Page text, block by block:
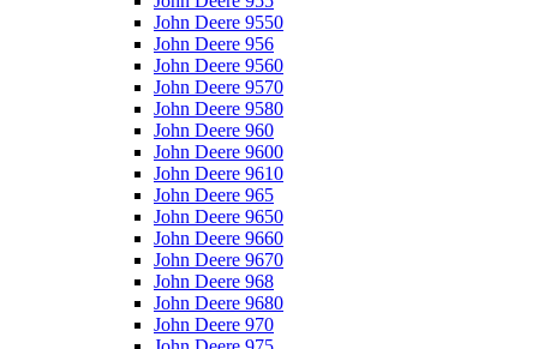
John Deere 9550
John Deere 956
John Deere 9560
John Deere 9570
John Deere 9580
John Deere 960
John Deere 9600
John Deere 9610
John Deere 965
John Deere 9650
John Deere 9660
John Deere 9670
John Deere 968
John Deere 9680
John Deere 970